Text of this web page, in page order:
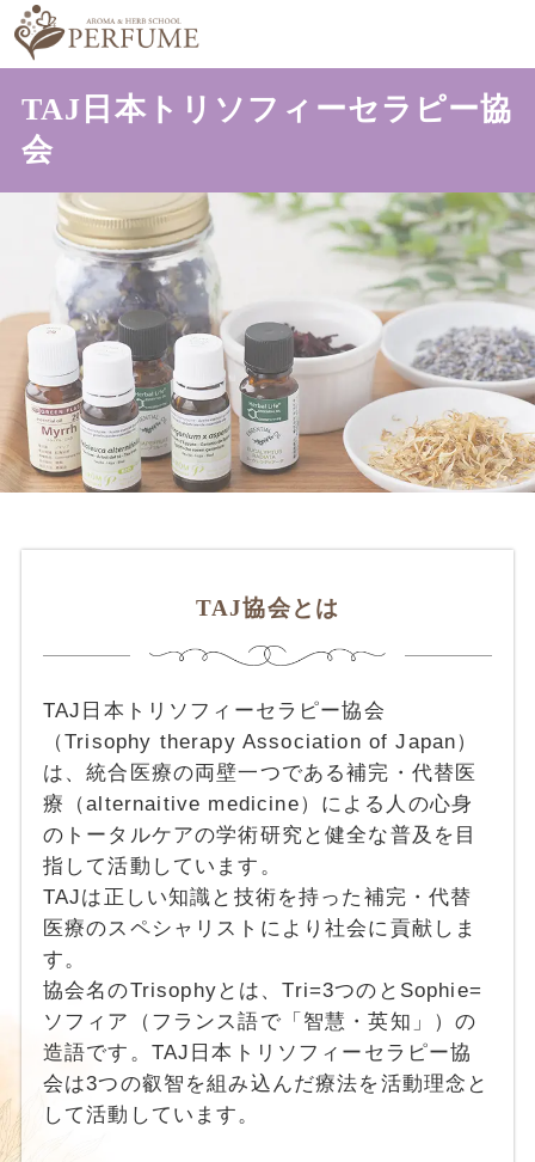
TAJ日本トリソフィーセラピー協
会
TAJ協会とは
TAJ日本トリソフィーセラピー協会
（Trisophy therapy Association of Japan）
は、統合医療の両壁一つである補完・代替医
療（alternaitive medicine）による人の心身
のトータルケアの学術研究と健全な普及を目
指して活動しています。
TAJは正しい知識と技術を持った補完・代替
医療のスペシャリストにより社会に貢献しま
す。
協会名のTrisophyとは、Tri=3つのとSophie=
ソフィア（フランス語で「智慧・英知」）の
造語です。TAJ日本トリソフィーセラピー協
会は3つの叡智を組み込んだ療法を活動理念と
して活動しています。